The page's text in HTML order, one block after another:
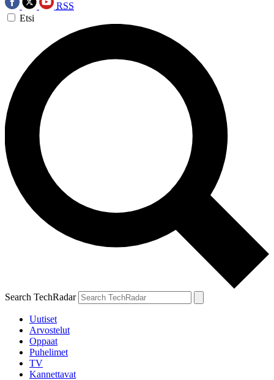
RSS
Etsi
Search TechRadar
Uutiset
Arvostelut
Oppaat
Puhelimet
TV
Kannettavat